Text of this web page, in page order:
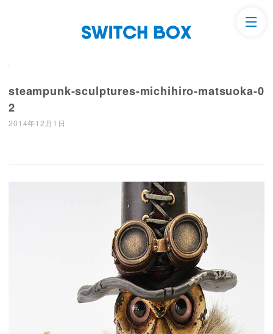
steampunk-sculptures-michihiro-matsuoka-0
2
2014年12月1日